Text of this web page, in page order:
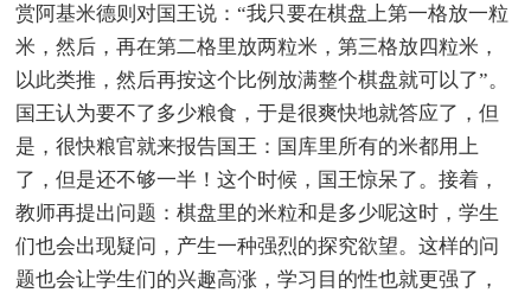
赏阿基米德则对国王说：“我只要在棋盘上第一格放一粒
米，然后，再在第二格里放两粒米，第三格放四粒米，
以此类推，然后再按这个比例放满整个棋盘就可以了”。
国王认为要不了多少粮食，于是很爽快地就答应了，但
是，很快粮官就来报告国王：国库里所有的米都用上
了，但是还不够一半！这个时候，国王惊呆了。接着，
教师再提出问题：棋盘里的米粒和是多少呢这时，学生
们也会出现疑问，产生一种强烈的探究欲望。这样的问
题也会让学生们的兴趣高涨，学习目的性也就更强了，